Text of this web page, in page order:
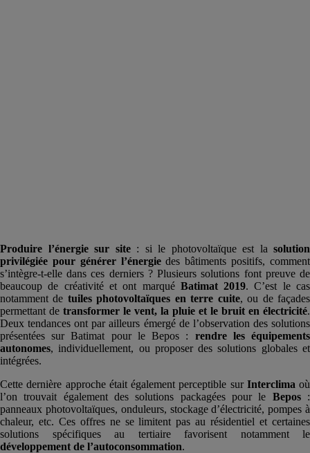
Produire l’énergie sur site: si le photovoltaïque est la solution
privilégiée pour générer l’énergiedes bâtiments positifs, comment
s’intègre-t-elle dans ces derniers ? Plusieurs solutions font preuve de
beaucoup de créativité et ont marqué Batimat 2019. C’est le cas
notamment de tuiles photovoltaïques en terre cuite, ou de façades
permettant de transformer le vent, la pluie et le bruit en électricité.
Deux tendances ont par ailleurs émergé de l’observation des solutions
présentées sur Batimat pour le Bepos : rendre les équipements
autonomes, individuellement, ou proposer des solutions globales et
intégrées.
Cette dernière approche était également perceptible sur Interclima où
l’on trouvait également des solutions packagées pour le Bepos :
panneaux photovoltaïques, onduleurs, stockage d’électricité, pompes à
chaleur, etc. Ces offres ne se limitent pas au résidentiel et certaines
solutions spécifiques au tertiaire favorisent notamment le
développement de l’autoconsommation.